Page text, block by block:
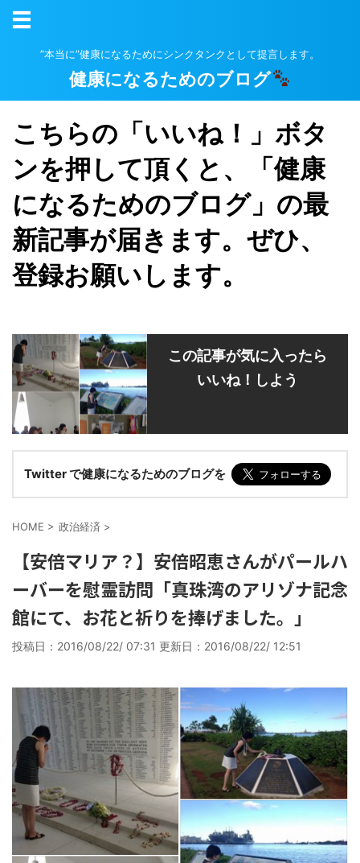
”本当に”健康になるためにシンクタンクとして提言します。
健康になるためのブログ
こちらの「いいね！」ボタ
ンを押して頂くと、「健康
になるためのブログ」の最
新記事が届きます。ぜひ、
登録お願いします。
この記事が気に入ったら
いいね！しよう
Twitter で健康になるためのブログを
HOME > 政治経済 >
【安倍マリア？】安倍昭恵さんがパールハ
ーバーを慰霊訪問「真珠湾のアリゾナ記念
館にて、お花と祈りを捧げました。」
投稿日：2016/08/22/ 07:31 更新日： 2016/08/22/ 12:51